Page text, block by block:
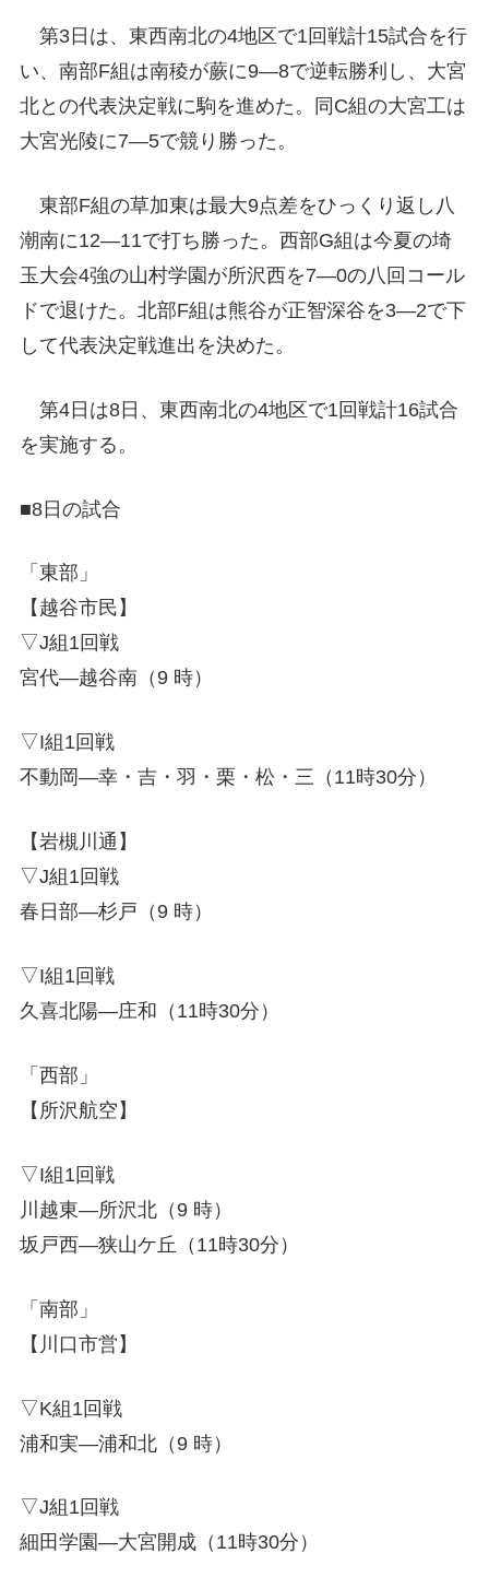
第3日は、東西南北の4地区で1回戦計15試合を行
い、南部F組は南稜が蕨に9―8で逆転勝利し、大宮
北との代表決定戦に駒を進めた。同C組の大宮工は
大宮光陵に7―5で競り勝った。
東部F組の草加東は最大9点差をひっくり返し八
潮南に12―11で打ち勝った。西部G組は今夏の埼
玉大会4強の山村学園が所沢西を7―0の八回コール
ドで退けた。北部F組は熊谷が正智深谷を3―2で下
して代表決定戦進出を決めた。
第4日は8日、東西南北の4地区で1回戦計16試合
を実施する。
■8日の試合
「東部」
【越谷市民】
▽J組1回戦
宮代―越谷南（9 時）
▽I組1回戦
不動岡―幸・吉・羽・栗・松・三（11時30分）
【岩槻川通】
▽J組1回戦
春日部―杉戸（9 時）
▽I組1回戦
久喜北陽―庄和（11時30分）
「西部」
【所沢航空】
▽I組1回戦
川越東―所沢北（9 時）
坂戸西―狭山ケ丘（11時30分）
「南部」
【川口市営】
▽K組1回戦
浦和実―浦和北（9 時）
▽J組1回戦
細田学園―大宮開成（11時30分）